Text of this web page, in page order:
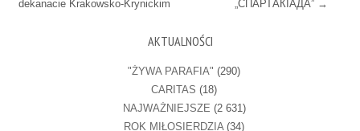
dekanacie Krakowsko-Krynickim „СПАРТАКІАДА” →
AKTUALNOŚCI
"ŻYWA PARAFIA" (290)
CARITAS (18)
NAJWAŻNIEJSZE (2 631)
ROK MIŁOSIERDZIA(34)